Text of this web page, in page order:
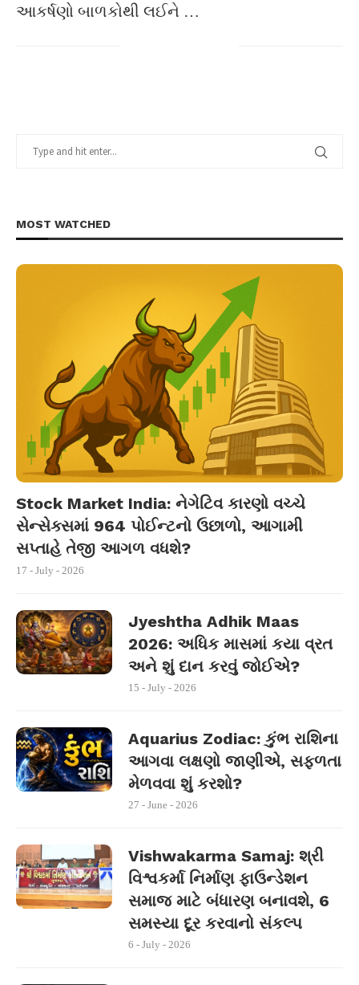
આકર્ષણો બાળકોથી લઈને …
MOST WATCHED
Stock Market India: નેગેટિવ કારણો વચ્ચે
સેન્સેક્સમાં 964 પોઈન્ટનો ઉછાળો, આગામી
સપ્તાહે તેજી આગળ વધશે?
17 - July - 2026
Jyeshtha Adhik Maas
2026: અધિક માસમાં કયા વ્રત
અને શું દાન કરવું જોઈએ?
15 - July - 2026
Aquarius Zodiac: કુંભ રાશિના
આગવા લક્ષણો જાણીએ, સફળતા
મેળવવા શું કરશો?
27 - June - 2026
Vishwakarma Samaj: શ્રી
વિશ્વકર્મા નિર્માણ ફાઉન્ડેશન
સમાજ માટે બંધારણ બનાવશે, 6
સમસ્યા દૂર કરવાનો સંકલ્પ
6 - July - 2026